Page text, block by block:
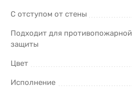
С отступом от стены
Подходит для противопожарной
защиты
Цвет
Исполнение